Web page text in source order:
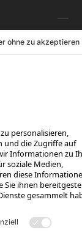
Versandkosten